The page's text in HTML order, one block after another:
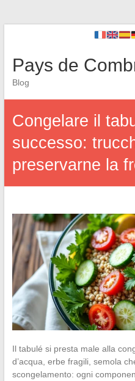
Pays de
Blog
Congelare il
successo:
preservarne la
Il tabulé si presta male alla
d’acqua, erbe fragili, semola
scongelamento: ogni